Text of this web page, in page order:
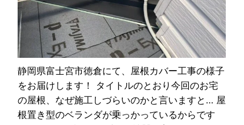
静岡県富士宮市徳倉にて、屋根カバー工事の様子
をお届けします！ タイトルのとおり今回のお宅
の屋根、なぜ施工しづらいのかと言いますと… 屋
根置き型のベランダが乗っかっているからです